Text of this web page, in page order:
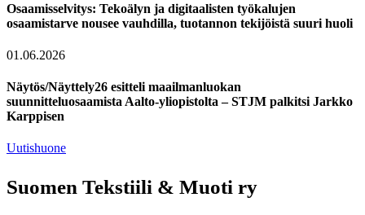
Osaamisselvitys: Tekoälyn ja digitaalisten työkalujen
osaamistarve nousee vauhdilla, tuotannon tekijöistä suuri huoli
01.06.2026
Näytös/Näyttely26 esitteli maailmanluokan
suunnitteluosaamista Aalto-yliopistolta – STJM palkitsi Jarkko
Karppisen
Uutishuone
Suomen Tekstiili & Muoti ry